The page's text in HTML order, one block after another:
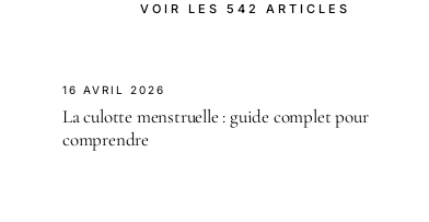
VOIR LES 542 ARTICLES
16 AVRIL 2026
La culotte menstruelle : guide complet pour
comprendre